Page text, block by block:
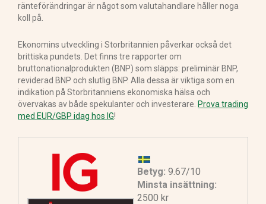
ränteförändringar är något som valutahandlare håller noga
koll på.
Ekonomins utveckling i Storbritannien påverkar också det
brittiska pundets. Det finns tre rapporter om
bruttonationalprodukten (BNP) som släpps: preliminär BNP,
reviderad BNP och slutlig BNP. Alla dessa är viktiga som en
indikation på Storbritanniens ekonomiska hälsa och
övervakas av både spekulanter och investerare. Prova trading
med EUR/GBP idag hos IG!
Betyg: 9.67/10
Minsta insättning:
2500 kr